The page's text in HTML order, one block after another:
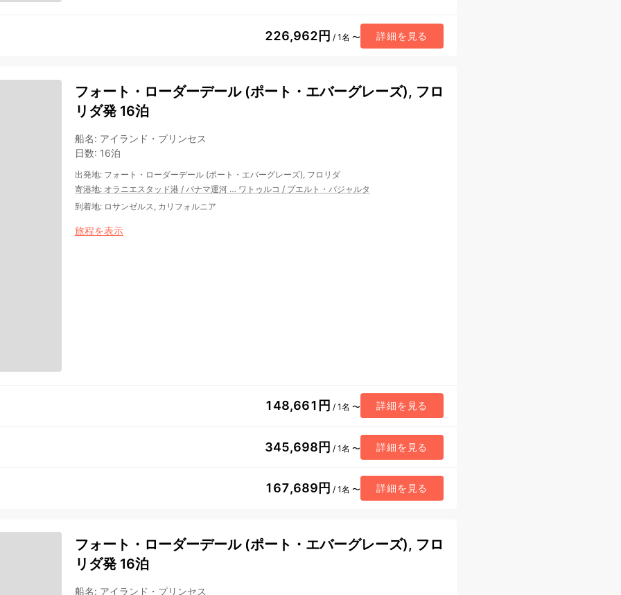
226,962円 / 1名 〜 詳細を見る
フォート・ローダーデール (ポート・エバーグレーズ), フロ
リダ発 16泊
船名: アイランド・プリンセス
日数: 16泊
出発地: フォート・ローダーデール (ポート・エバーグレーズ), フロリダ
寄港地: オラニエスタッド港/ パナマ運河… ワトゥルコ / プエルト・バジャルタ
到着地: ロサンゼルス, カリフォルニア
旅程を表示
148,661円 / 1名 〜 詳細を見る
345,698円 / 1名 〜 詳細を見る
167,689円 / 1名 〜 詳細を見る
フォート・ローダーデール (ポート・エバーグレーズ), フロ
リダ発 16泊
船名: アイランド・プリンセス